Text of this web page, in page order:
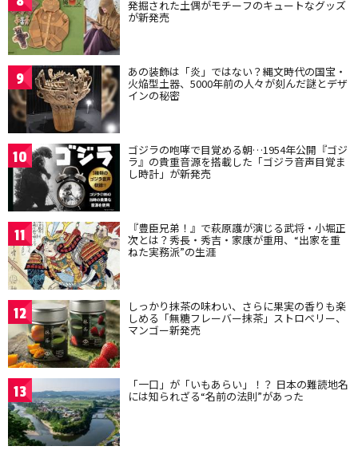
発掘された土偶がモチーフのキュートなグッズ
が新発売
9 あの装飾は「炎」ではない？縄文時代の国宝・
火焔型土器、5000年前の人々が刻んだ謎とデザ
インの秘密
10 ゴジラの咆哮で目覚める朝…1954年公開『ゴジ
ラ』の貴重音源を搭載した「ゴジラ音声目覚ま
し時計」が新発売
11 『豊臣兄弟！』で萩原護が演じる武将・小堀正
次とは？秀長・秀吉・家康が重用、“出家を重
ねた実務派”の生涯
12 しっかり抹茶の味わい、さらに果実の香りも楽
しめる「無糖フレーバー抹茶」ストロベリー、
マンゴー新発売
13 「一口」が「いもあらい」！？ 日本の難読地名
には知られざる“名前の法則”があった